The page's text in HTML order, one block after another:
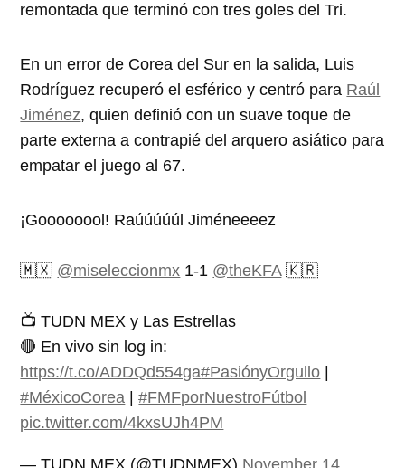
remontada que terminó con tres goles del Tri.
En un error de Corea del Sur en la salida, Luis
Rodríguez recuperó el esférico y centró para Raúl
Jiménez, quien definió con un suave toque de
parte externa a contrapié del arquero asiático para
empatar el juego al 67.
¡Goooooool! Raúúúúúl Jiméneeeez
🇲🇽 @miseleccionmx 1-1 @theKFA🇰🇷
📺 TUDN MEX y Las Estrellas
🔴 En vivo sin log in:
https://t.co/ADDQd554ga#PasiónyOrgullo
#MéxicoCorea |#FMFporNuestroFútbol
pic.twitter.com/4kxsUJh4PM